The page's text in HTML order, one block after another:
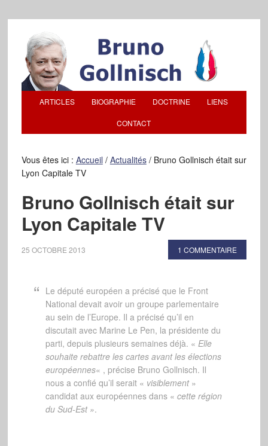
ARTICLES BIOGRAPHIE DOCTRINE LIENS
CONTACT
Vous êtes ici : Accueil / Actualités /Bruno Gollnisch était sur
Lyon Capitale TV
Bruno Gollnisch était sur
Lyon Capitale TV
25 OCTOBRE 2013 1 COMMENTAIRE
Le député européen a précisé que le Front
National devait avoir un groupe parlementaire
au sein de l’Europe. Il a précisé qu’il en
discutait avec Marine Le Pen, la présidente du
parti, depuis plusieurs semaines déjà. « Elle
souhaite rebattre les cartes avant les élections
européennes« , précise Bruno Gollnisch. Il
nous a confié qu’il serait « visiblement»
candidat aux européennes dans « cette région
du Sud-Est ».